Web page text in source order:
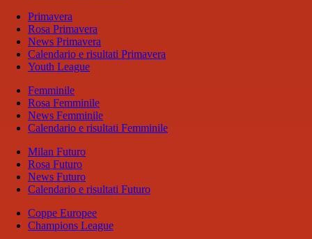
Primavera
Rosa Primavera
News Primavera
Calendario e risultati Primavera
Youth League
Femminile
Rosa Femminile
News Femminile
Calendario e risultati Femminile
Milan Futuro
Rosa Futuro
News Futuro
Calendario e risultati Futuro
Coppe Europee
Champions League